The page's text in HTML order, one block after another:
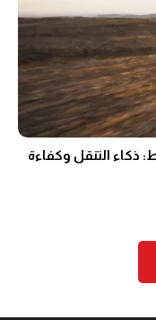
ذكاء التنقل وكفاءة